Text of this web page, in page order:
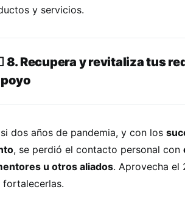
y servicios.
8. Recupera y revitaliza tus
dos años de pandemia, y con los
, se perdió el contacto personal con
u otros aliados. Aprovecha el
fortalecerlas.